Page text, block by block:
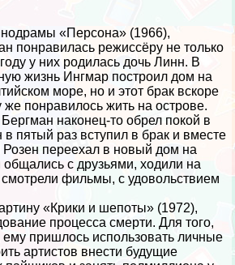
«Персона» (1966),
понравилась режиссёру не только
у них родилась дочь Линн. В
жизнь Ингмар построил дом на
море, но и этот бpaк вскоре
понравилось жить на острове.
наконец-то обрел покой в
пятый раз вступил в бpaк и вместе
переехал в новый дом на
общались с друзьями, ходили на
смотрели фильмы, с удовольствием
«Крики и шепоты» (1972),
процесса cмepти. Для того,
пришлось использовать личные
артистов внести будущие